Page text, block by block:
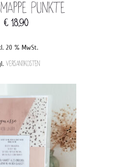
Punkte
€ 18,90
20 % MwSt.
Versandkosten